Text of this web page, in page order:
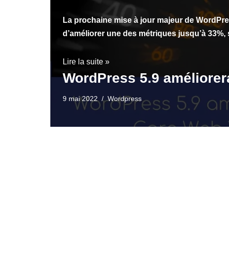
La prochaine mise à jour majeur de
d’améliorer une des métriques jusqu’à
Lire la suite »
WordPress 5.9
9 mai 2022 Wordpress